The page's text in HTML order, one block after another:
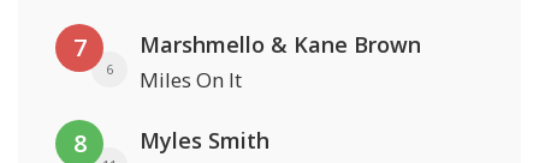
7
6
Marshmello & Kane Brown
Miles On It
8 Myles Smith